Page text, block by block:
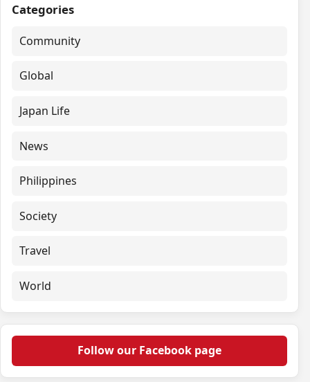
Categories
Community
Global
Japan Life
News
Philippines
Society
Travel
World
Follow our Facebook page